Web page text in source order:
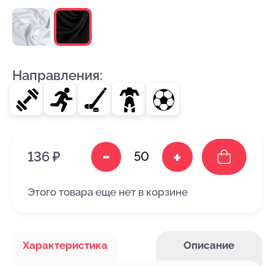
Направления:
136 ₽ - +
Этого товара еще нет в корзине
Характеристика Описание